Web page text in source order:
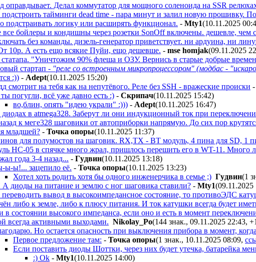
оправдывает. Делал коммутатор для мощного соленоида на SSR
тайминги dead time - пара минут и залил новую прошивку.
подстраивать логику или расширять функционал. - Mty1(10.11.2025
бойлеры и кондишны через розетки SonOff включены. дешевле, чем
без команды. дизель-генератор приветствует. ни ардуина, ни
10р. А есть ещо всякие Пуйи, ещо дешевше. - mse homjak(09.11.2025
статапа. "Уничтожим 90% флеша и ОЗУ. Вернись в старые добрые
стартап - "реле со встроенным микропроцессором" (модбас -
:)) - Adept(10.11.2025 15:20)
смотрит на тебя как на непутёвого. Реле без SSH - вражеские происки -
погугли, всё уже давно есть :) - Cкpипaч(10.11.2025 15:42)
во,блин, опять "идею украли" :))) - Adept(10.11.2025 16:47)
в atmega328. Заберут ли они индукционный ток при
к меге328 шаговики от автоприборки напрямую. До сих пор
младшей? - Toчкa oпopы(10.11.2025 11:37)
для полумостов на шаговик. RX,TX - BT модуль, 4 пина для SD,
HC-05 в спячке много жрал, пришлось перешить его в WT-11. Много
года 3-4 назад... - Гyдвин(10.11.2025 13:18)
ы-ы!... зацепило её. - Toчкa oпopы(10.11.2025 13:23)
Хотел хоть родить хотя бы одного инженерчика в семье ;) Гyдвин(1
А диоды на питание и землю с ног шаговика ставили? - Mty1(09.11.2025
вывод в высокоимпедансное состояние, то противоЭДС
либо к земле, либо к плюсу питания. И ток катушки всегда будет
в состоянии высокого импеданса, если оно и есть в момент
всегда активными выходами. Nikolay_Po(144 знак., 09.11.2025 22:43, +1
Но остается опасность при выключения прибора в момент,
Первое предложение там: - Toчкa oпopы(1 знак., 10.11.2025 08:09,
Если поставить диоды Шоттки, через них будет утечка, батарейка
:) Ok - Mty1(10.11.2025 14:00)